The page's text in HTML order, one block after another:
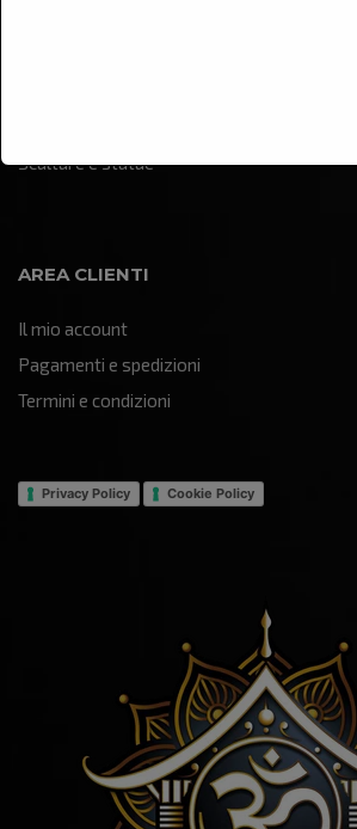
Sculture e statue
AREA CLIENTI
Il mio account
Pagamenti e spedizioni
Termini e condizioni
Privacy Policy Cookie Policy